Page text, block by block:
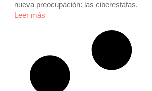
nueva preocupación: las ciberestafas.
Leer más